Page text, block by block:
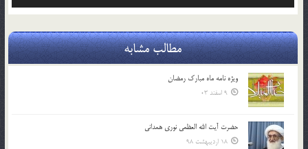
مطالب مشابه
ویژه نامه ماه مبارک رمضان
9 اسفند 03
حضرت آیت الله العظمی نوری همدانی
18 اردیبهشت 98